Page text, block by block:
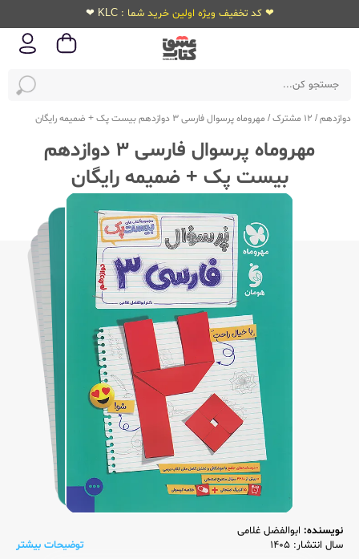
❤ کد تخفیف ویژه اولین خرید شما : KLC ❤
دوازدهم/ 12 مشترک / مهروماه پرسوال فارسی 3 دوازدهم بیست پک + ضمیمه رایگان
مهروماه پرسوال فارسی 3 دوازدهم
بیست پک + ضمیمه رایگان
نویسنده: ابوالفضل غلامی
سال انتشار: 1405
توضیحات بیشتر